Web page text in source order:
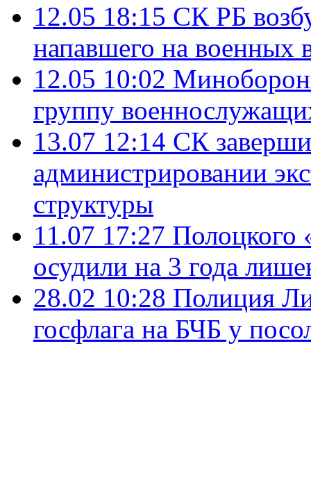
12.05 18:15 СК РБ
напавшего на военных
12.05 10:02
группу
13.07 12:14 СК
администрировании
структуры
11.07 17:27 Полоцкого
осудили на 3 года
28.02 10:28 Полиция
госфлага на БЧБ у